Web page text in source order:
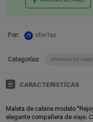
Por: ofertas
Categorías: Maletas de viaje
CARACTERISTÍCAS
Maleta de cabina modelo
elegante compañera de viaje.